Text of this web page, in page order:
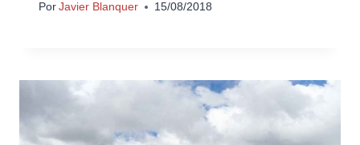
Por Javier Blanquer 15/08/2018